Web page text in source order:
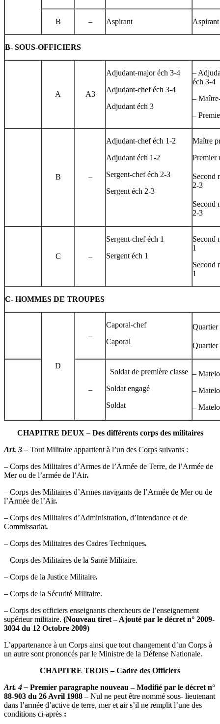
B – Aspirant Aspirant
B- SOUS-OFFICIERS
A A3
Adjudant-major éch 3-4
Adjudant-chef éch 3-4
Adjudant éch 3
–
éch 3-4
–
–
B –
Adjudant-chef éch 1-2
Adjudant éch 1-2
Sergent-chef éch 2-3
Sergent éch 2-3
Maître
Premier
Second
2-3
Second
2-3
C –
Sergent-chef éch 1
Sergent éch 1
Second
1
Second
1
C- HOMMES DE TROUPES
D
–
Caporal-chef
Caporal
Quartier
Quartier
–
Soldat de première classe
Soldat engagé
Soldat
–
–
–
CHAPITRE DEUX – Des différents corps des militaires
Art. 3 – Tout Militaire appartient à l’un des Corps suivants :
– Corps des Militaires d’Armes de l’Armée de Terre, de l’Armée de
Mer ou de l’armée de l’Air.
– Corps des Militaires d’Armes navigants de l’Armée de Mer ou de
l’Armée de l’Air.
– Corps des Militaires d’Administration, d’Intendance et de
Commissariat.
– Corps des Militaires des Cadres Techniques.
– Corps des Militaires de la Santé Militaire.
– Corps de la Justice Militaire.
– Corps de la Sécurité Militaire.
– Corps des officiers enseignants chercheurs de l’enseignement
supérieur militaire. (Nouveau tiret – Ajouté par le décret n° 2009-
3034 du 12 Octobre 2009)
L’appartenance à un Corps ainsi que tout changement d’un Corps à
un autre sont prononcés par le Ministre de la Défense Nationale.
CHAPITRE TROIS – Cadre des Officiers
Art. 4 – Premier paragraphe nouveau – Modifié par le décret n°
88-903 du 26 Avril 1988 –Nul ne peut être nommé sous- lieutenant
dans l’armée d’active de terre, mer et air s’il ne remplit l’une des
conditions ci-après :